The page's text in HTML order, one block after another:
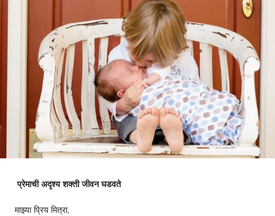
प्रेमाची अदृश्य शक्ती जीवन घडवते
माझ्या प्रिय मित्रा,